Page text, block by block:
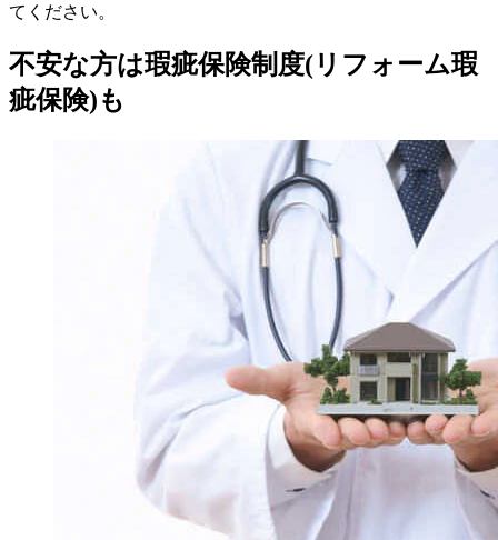
てください。
不安な方は瑕疵保険制度(リフォーム瑕
疵保険)も